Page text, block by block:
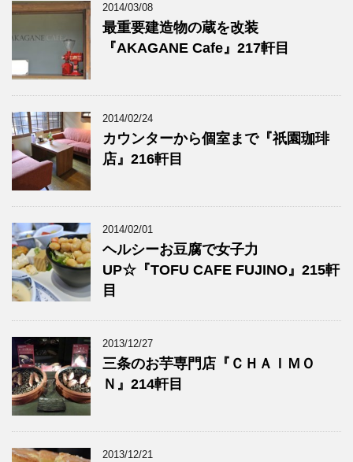
2014/03/08
最重要建造物の蔵を改装
『AKAGANE Cafe』217軒目
2014/02/24
カウンターから個室まで『祇園珈琲
店』216軒目
2014/02/01
ヘルシーお豆腐で女子力
UP☆『TOFU CAFE FUJINO』215軒
目
2013/12/27
三条のお芋専門店『ＣＨＡＩＭＯ
Ｎ』214軒目
2013/12/21